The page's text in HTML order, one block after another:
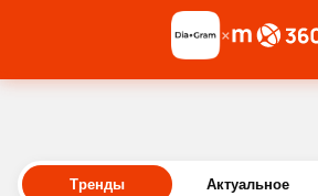
×
Тренды Актуальное